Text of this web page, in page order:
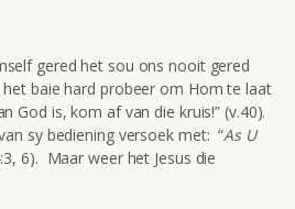
gered het sou ons nooit gered
baie hard probeer om Hom te laat
God is, kom af van die kruis!” (v.40).
sy bediening versoek met: “As U
6). Maar weer het Jesus die